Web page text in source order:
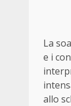
La
e i
allo